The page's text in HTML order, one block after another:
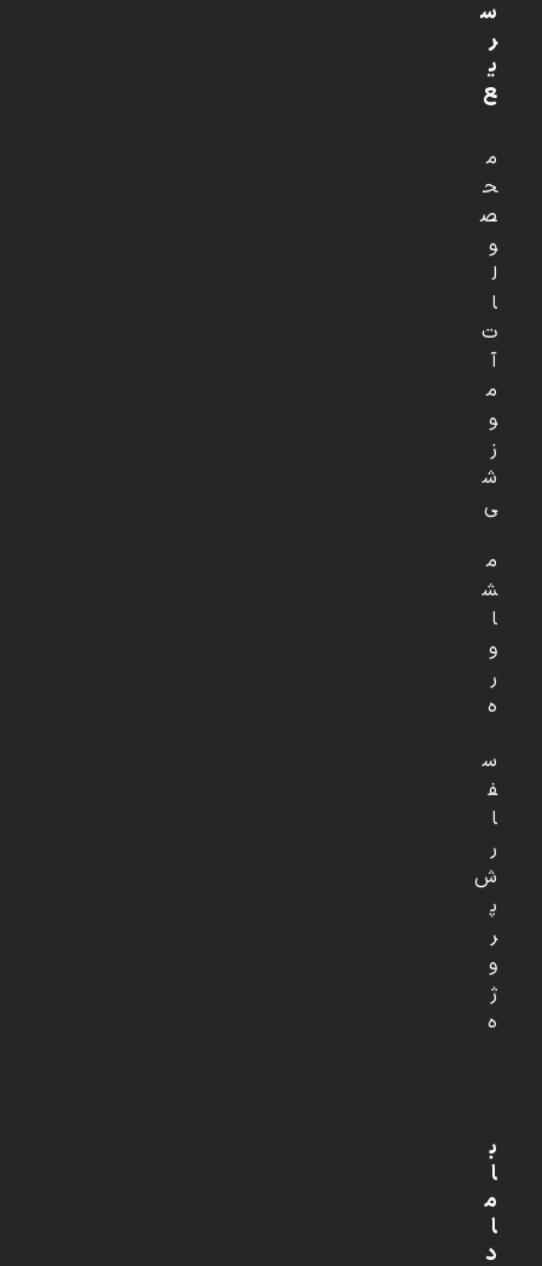
س
ر
ی
ع
م
ح
ص
و
ل
ا
ت
آ
م
و
ز
ش
ی
م
ش
ا
و
ر
ه
س
ف
ا
ر
ش
پ
ر
و
ژ
ه
ب
ا
م
ا
د